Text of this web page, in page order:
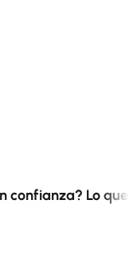
confianza? Lo que